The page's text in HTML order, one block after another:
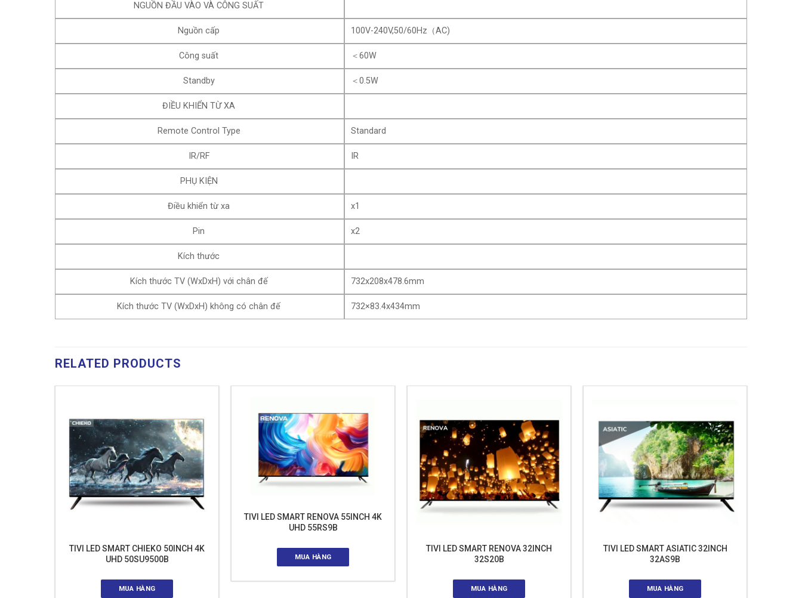
NGUỒN ĐẦU VÀO VÀ CÔNG SUẤT
Nguồn cấp 100V-240V,50/60Hz（AC)
Công suất ＜60W
Standby ＜0.5W
ĐIỀU KHIỂN TỪ XA
Remote Control Type Standard
IR/RF IR
PHỤ KIỆN
Điều khiển từ xa x1
Pin x2
Kích thước
Kích thước TV (WxDxH) với chân đế 732x208x478.6mm
Kích thước TV (WxDxH) không có chân đế 732×83.4x434mm
RELATED PRODUCTS
TIVI LED SMART CHIEKO 50INCH 4K
UHD 50SU9500B
MUA HÀNG
TIVI LED SMART RENOVA 55INCH 4K
UHD 55RS9B
MUA HÀNG
TIVI LED SMART RENOVA 32INCH
32S20B
MUA HÀNG
TIVI LED SMART ASIATIC 32INCH
32AS9B
MUA HÀNG